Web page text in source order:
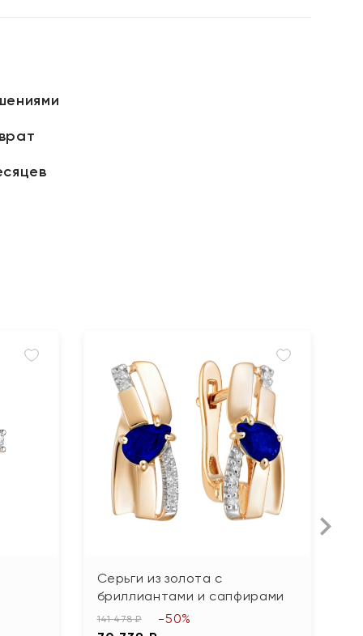
Серьги из золота с
бриллиантами и сапфирами
141 478 ₽ -50%